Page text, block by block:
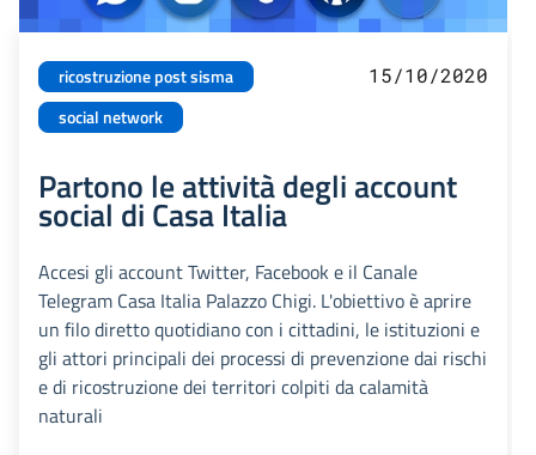
ricostruzione post sisma
social network
15/10/2020
Partono le attività degli account
social di Casa Italia
Accesi gli account Twitter, Facebook e il Canale
Telegram Casa Italia Palazzo Chigi. L'obiettivo è aprire
un filo diretto quotidiano con i cittadini, le istituzioni e
gli attori principali dei processi di prevenzione dai rischi
e di ricostruzione dei territori colpiti da calamità
naturali